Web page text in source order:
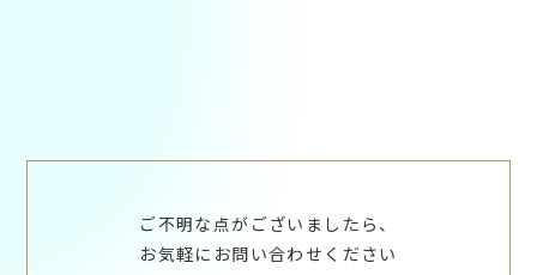
ご不明な点がございましたら、
お気軽にお問い合わせください